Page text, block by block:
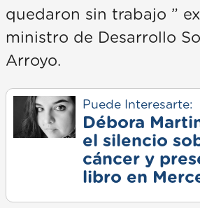
quedaron sin trabajo ”
ministro de Desarrollo
Arroyo.
Puede Interesarte:
Débora
el silencio
cáncer y
libro en